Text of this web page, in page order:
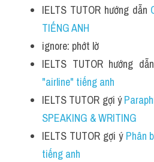
IELTS TUTOR hướng dẫn
TIẾNG ANH
ignore: phớt lờ
IELTS TUTOR hướng dẫn
"airline" tiếng anh
IELTS TUTOR gợi ý
SPEAKING & WRITING
IELTS TUTOR gợi ý Phân
tiếng anh